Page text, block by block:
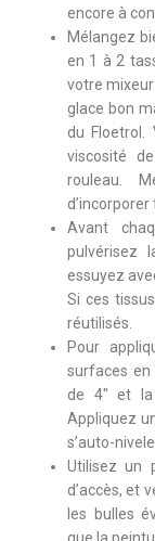
encore à
Mélangez
en 1 à 2
votre mixeur
glace bon
du Floetrol.
viscosité
rouleau.
d’incorporer
Avant
pulvérisez
essuyez
Si ces
réutilisés.
Pour
surfaces
de 4″ et la
Appliquez
s’auto-
Utilisez un
d’accès, et
les bulles